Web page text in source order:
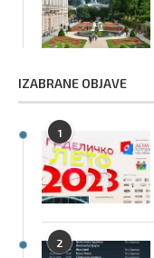
IZABRANE OBJAVE
1
2